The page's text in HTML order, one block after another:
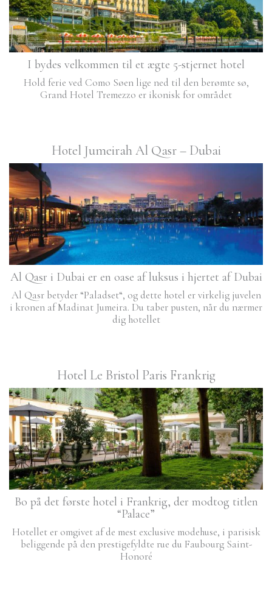
I bydes velkommen til et ægte 5-stjernet hotel
Hold ferie ved Como Søen lige ned til den berømte sø,
Grand Hotel Tremezzo er ikonisk for området
Hotel Jumeirah Al Qasr – Dubai
Al Qasr i Dubai er en oase af luksus i hjertet af Dubai
Al Qasr betyder “Paladset“, og dette hotel er virkelig juvelen
i kronen af ​​Madinat Jumeira. Du taber pusten, når du nærmer
dig hotellet
Hotel Le Bristol Paris Frankrig
Bo på det første hotel i Frankrig, der modtog titlen
“Palace”
Hotellet er omgivet af de mest exclusive modehuse, i parisisk
beliggende på den prestigefyldte rue du Faubourg Saint-
Honoré